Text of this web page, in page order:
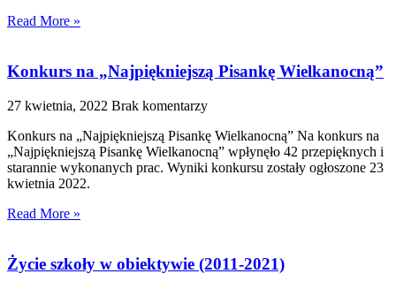
Read More »
Konkurs na „Najpiękniejszą Pisankę Wielkanocną”
27 kwietnia, 2022 Brak komentarzy
Konkurs na „Najpiękniejszą Pisankę Wielkanocną” Na konkurs na
„Najpiękniejszą Pisankę Wielkanocną” wpłynęło 42 przepięknych i
starannie wykonanych prac. Wyniki konkursu zostały ogłoszone 23
kwietnia 2022.
Read More »
Życie szkoły w obiektywie (2011-2021)